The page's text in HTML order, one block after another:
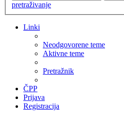
pretraživanje
Linki
Neodgovorene teme
Aktivne teme
Pretražnik
ČPP
Prijava
Registracija